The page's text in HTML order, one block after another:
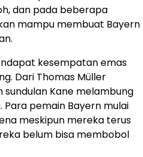
dan pada beberapa
mampu membuat Bayern
kesempatan emas
Dari Thomas Müller
sundulan Kane melambung
pemain Bayern mulai
meskipun mereka terus
belum bisa membobol